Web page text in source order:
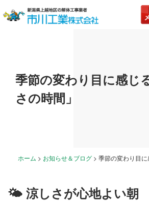
季節の変わり目に感じ
さの時間」
ホーム > お知らせ＆ブログ > 季節の変わり目に
🌤 涼しさが心地よい朝